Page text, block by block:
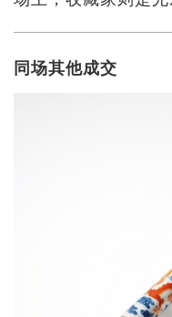
同场其他成交